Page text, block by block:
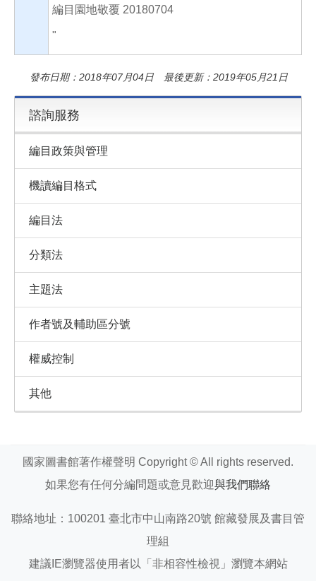
編目園地敬覆 20180704
"
發布日期：2018年07月04日 最後更新：2019年05月21日
諮詢服務
編目政策與管理
機讀編目格式
編目法
分類法
主題法
作者號及輔助區分號
權威控制
其他
國家圖書館著作權聲明 Copyright © All rights reserved.
如果您有任何分編問題或意見歡迎與我們聯絡
聯絡地址：100201 臺北市中山南路20號 館藏發展及書目管
理組
建議IE瀏覽器使用者以「非相容性檢視」瀏覽本網站